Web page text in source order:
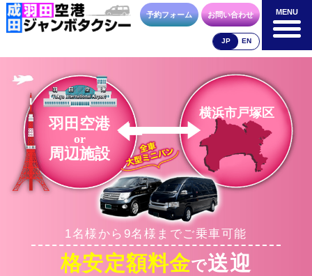
MENU
成田空港
料金表
空港送迎以外
料金表
車種・荷物 お支払方法 合流方法
お問合せ 予約フォーム
予約フォーム お問い合わせ
JP EN
MENU
羽田空港
or
周辺施設
横浜市戸塚区
1名様から9名様までご乗車可能
格安定額料金で送迎